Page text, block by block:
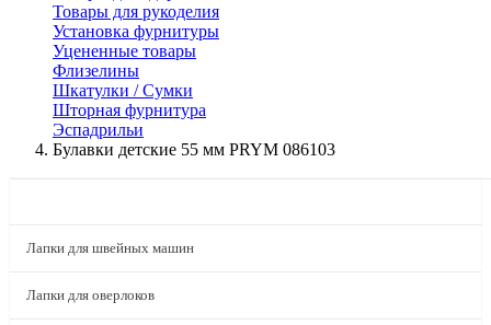
Товары для рукоделия
Установка фурнитуры
Уцененные товары
Флизелины
Шкатулки / Сумки
Шторная фурнитура
Эспадрильи
Булавки детские 55 мм PRYM 086103
Лапки для швейных машин
Лапки для оверлоков